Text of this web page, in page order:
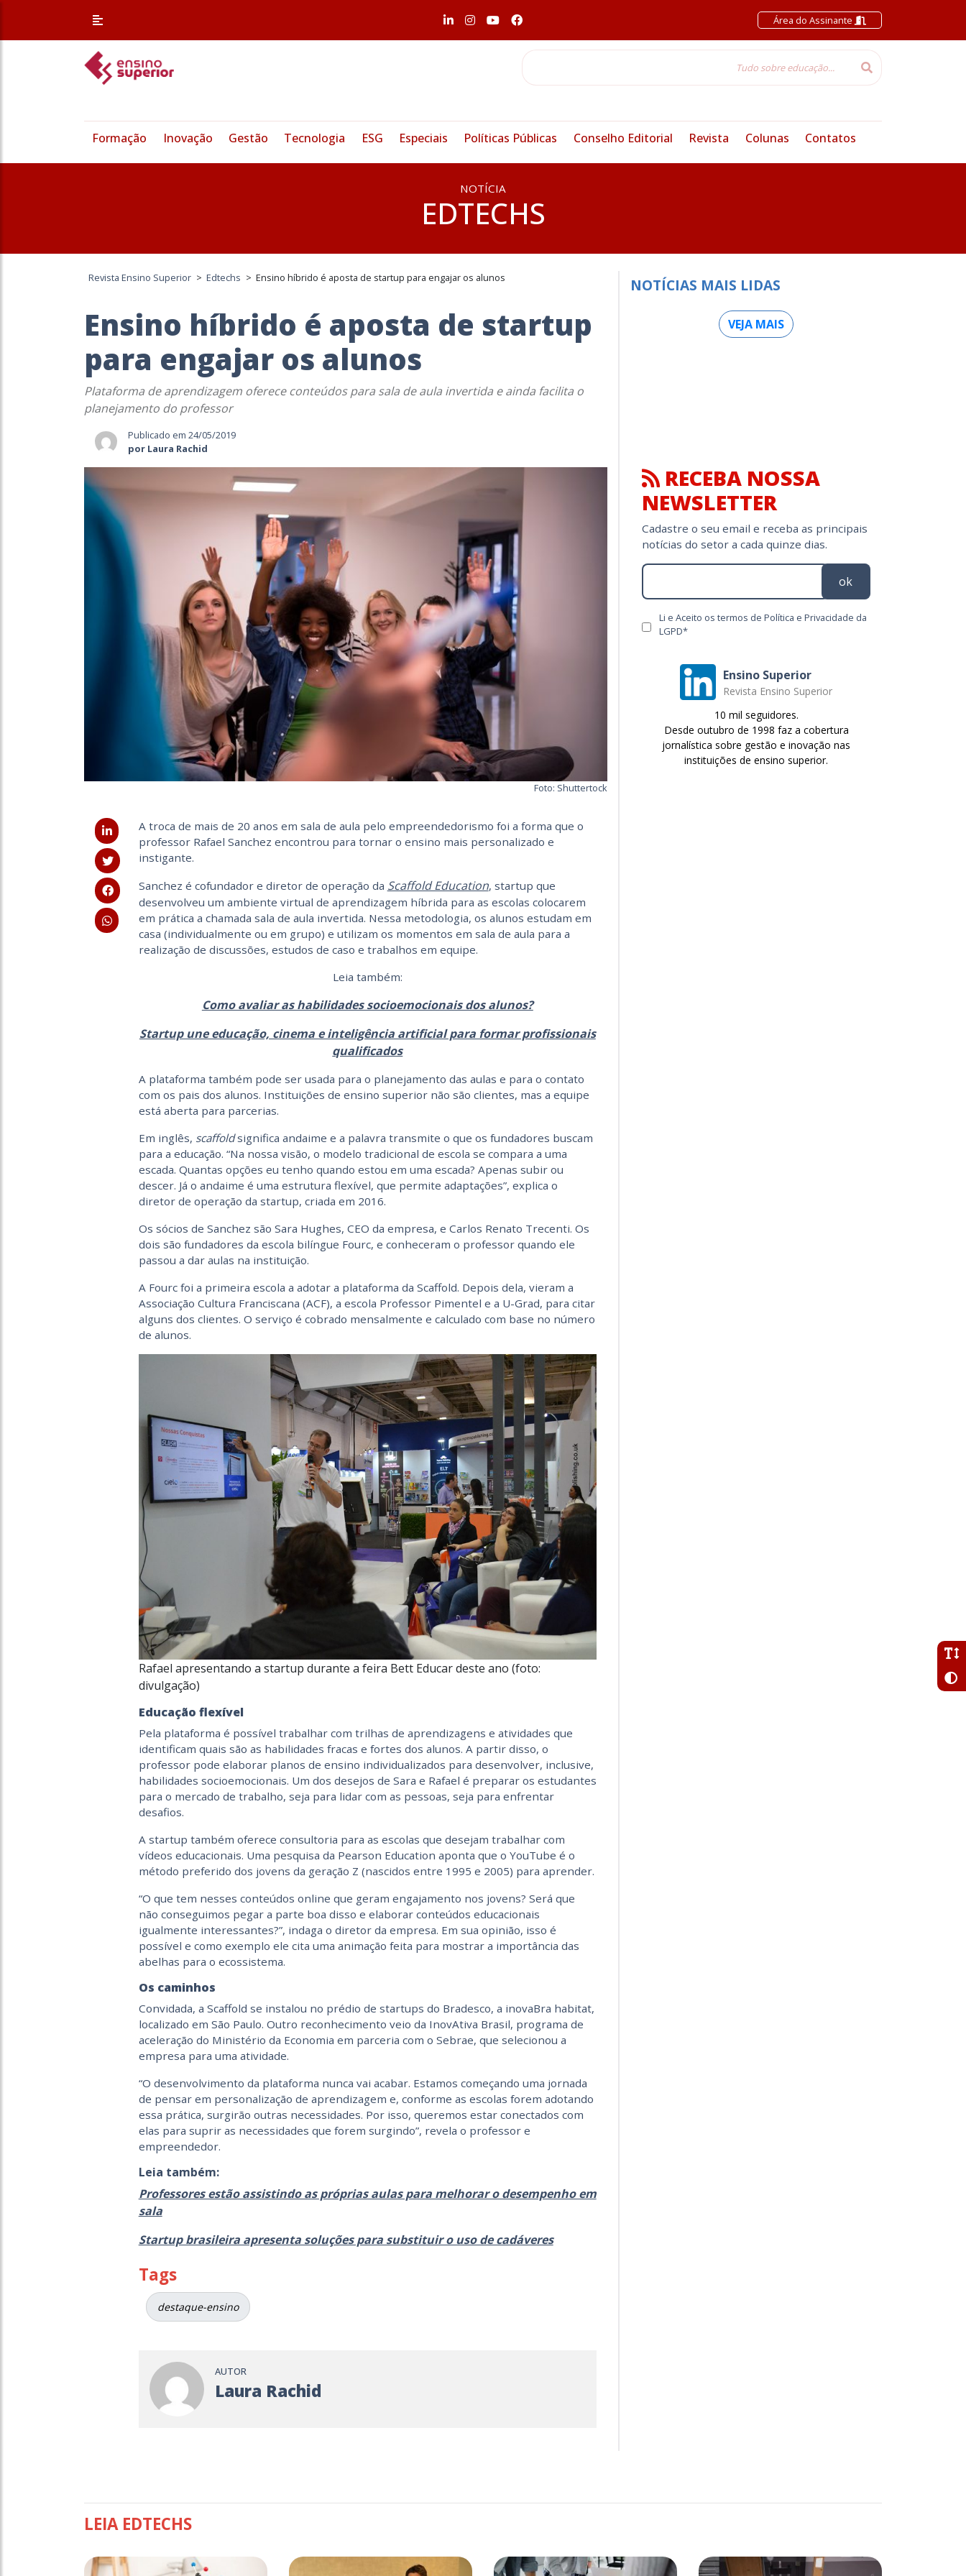
Área do Assinante
Formação Inovação Gestão Tecnologia ESG Especiais Políticas Públicas Conselho Editorial Revista Colunas Contatos
NOTÍCIA
EDTECHS
Revista Ensino Superior > Edtechs > Ensino híbrido é aposta de startup para engajar os alunos
Ensino híbrido é aposta de startup
para engajar os alunos
Plataforma de aprendizagem oferece conteúdos para sala de aula invertida e ainda facilita o
planejamento do professor
Publicado em 24/05/2019
por Laura Rachid
Foto: Shuttertock
A troca de mais de 20 anos em sala de aula pelo empreendedorismo foi a forma que o
professor Rafael Sanchez encontrou para tornar o ensino mais personalizado e
instigante.
Sanchez é cofundador e diretor de operação da Scaffold Education, startup que
desenvolveu um ambiente virtual de aprendizagem híbrida para as escolas colocarem
em prática a chamada sala de aula invertida. Nessa metodologia, os alunos estudam em
casa (individualmente ou em grupo) e utilizam os momentos em sala de aula para a
realização de discussões, estudos de caso e trabalhos em equipe.
Leia também:
Como avaliar as habilidades socioemocionais dos alunos?
Startup une educação, cinema e inteligência artificial para formar profissionais
qualificados
A plataforma também pode ser usada para o planejamento das aulas e para o contato
com os pais dos alunos. Instituições de ensino superior não são clientes, mas a equipe
está aberta para parcerias.
Em inglês, scaffoldsignifica andaime e a palavra transmite o que os fundadores buscam
para a educação. “Na nossa visão, o modelo tradicional de escola se compara a uma
escada. Quantas opções eu tenho quando estou em uma escada? Apenas subir ou
descer. Já o andaime é uma estrutura flexível, que permite adaptações”, explica o
diretor de operação da startup, criada em 2016.
Os sócios de Sanchez são Sara Hughes, CEO da empresa, e Carlos Renato Trecenti. Os
dois são fundadores da escola bilíngue Fourc, e conheceram o professor quando ele
passou a dar aulas na instituição.
A Fourc foi a primeira escola a adotar a plataforma da Scaffold. Depois dela, vieram a
Associação Cultura Franciscana (ACF), a escola Professor Pimentel e a U-Grad, para citar
alguns dos clientes. O serviço é cobrado mensalmente e calculado com base no número
de alunos.
Rafael apresentando a startup durante a feira Bett Educar deste ano (foto:
divulgação)
Educação flexível
Pela plataforma é possível trabalhar com trilhas de aprendizagens e atividades que
identificam quais são as habilidades fracas e fortes dos alunos. A partir disso, o
professor pode elaborar planos de ensino individualizados para desenvolver, inclusive,
habilidades socioemocionais. Um dos desejos de Sara e Rafael é preparar os estudantes
para o mercado de trabalho, seja para lidar com as pessoas, seja para enfrentar
desafios.
A startup também oferece consultoria para as escolas que desejam trabalhar com
vídeos educacionais. Uma pesquisa da Pearson Education aponta que o YouTube é o
método preferido dos jovens da geração Z (nascidos entre 1995 e 2005) para aprender.
“O que tem nesses conteúdos online que geram engajamento nos jovens? Será que
não conseguimos pegar a parte boa disso e elaborar conteúdos educacionais
igualmente interessantes?”, indaga o diretor da empresa. Em sua opinião, isso é
possível e como exemplo ele cita uma animação feita para mostrar a importância das
abelhas para o ecossistema.
Os caminhos
Convidada, a Scaffold se instalou no prédio de startups do Bradesco, a inovaBra habitat,
localizado em São Paulo. Outro reconhecimento veio da InovAtiva Brasil, programa de
aceleração do Ministério da Economia em parceria com o Sebrae, que selecionou a
empresa para uma atividade.
“O desenvolvimento da plataforma nunca vai acabar. Estamos começando uma jornada
de pensar em personalização de aprendizagem e, conforme as escolas forem adotando
essa prática, surgirão outras necessidades. Por isso, queremos estar conectados com
elas para suprir as necessidades que forem surgindo”, revela o professor e
empreendedor.
Leia também:
Professores estão assistindo as próprias aulas para melhorar o desempenho em
sala
Startup brasileira apresenta soluções para substituir o uso de cadáveres
Tags
destaque-ensino
AUTOR
Laura Rachid
NOTÍCIAS MAIS LIDAS
VEJA MAIS
RECEBA NOSSA
NEWSLETTER
Cadastre o seu email e receba as principais
notícias do setor a cada quinze dias.
ok
Li e Aceito os termos de Política e Privacidade da
LGPD*
Ensino Superior
Revista Ensino Superior
10 mil seguidores.
Desde outubro de 1998 faz a cobertura
jornalística sobre gestão e inovação nas
instituições de ensino superior.
LEIA EDTECHS